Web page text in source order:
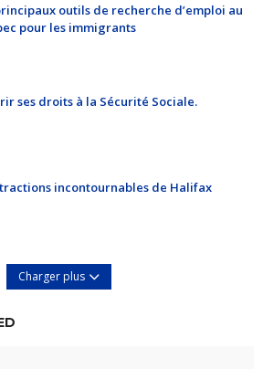
outils de recherche d’emploi au
pour les immigrants
ses droits à la Sécurité Sociale.
incontournables de Halifax
Charger plus